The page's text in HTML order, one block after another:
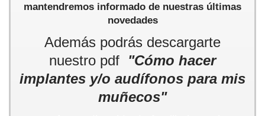
mantendremos informado de nuestras últimas
novedades
Además podrás descargarte
nuestro pdf "Cómo hacer
implantes y/o audífonos para mis
muñecos"